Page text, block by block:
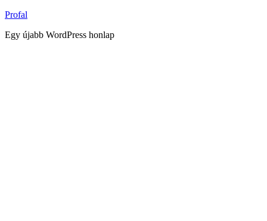
Tartalomhoz
Profal
Egy újabb WordPress honlap